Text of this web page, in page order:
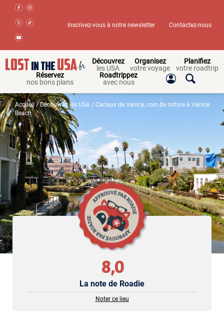
Inscrivez-vous à notre newsletter Contactez-nous
Découvrez
les USA
Organisez
votre voyage
Planifiez
votre roadtrip
Réservez
nos bons plans
Roadtrippez
avec nous
Accueil/Découvrez les USA / Canaux de Venice, coin de nature à Venice
Beach
8,0
La note de Roadie
Noter ce lieu